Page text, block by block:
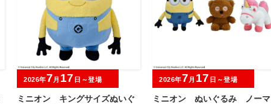
ミニオン キングサイズぬいぐ
2026年7 月 17 日～登場
ミニオン ぬいぐるみ ノーマ
2026年7 月 17 日～登場